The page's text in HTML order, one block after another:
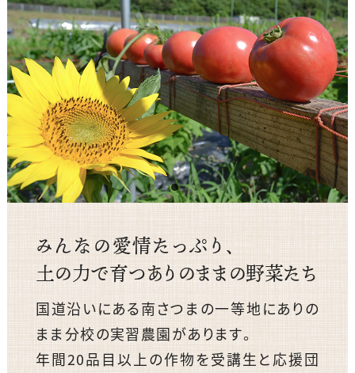
みんなの愛情たっぷり、
土の力で育つありのままの野菜たち
国道沿いにある南さつまの一等地にありの
まま分校の実習農園があります。
年間20品目以上の作物を受講生と応援団